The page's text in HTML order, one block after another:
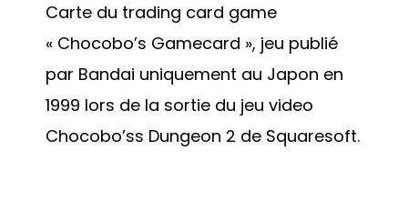
Carte du trading card game
« Chocobo’s Gamecard », jeu publié
par Bandai uniquement au Japon en
1999 lors de la sortie du jeu video
Chocobo’ss Dungeon 2 de Squaresoft.